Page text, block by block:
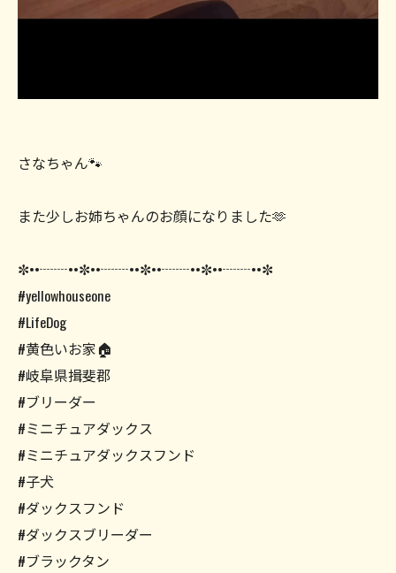
さなちゃん🐾
また少しお姉ちゃんのお顔になりました🫶
✼••┈┈••✼••┈┈••✼••┈┈••✼••┈┈••✼
#yellowhouseone
#LifeDog
#黄色いお家🏠
#岐阜県揖斐郡
#ブリーダー
#ミニチュアダックス
#ミニチュアダックスフンド
#子犬
#ダックスフンド
#ダックスブリーダー
#ブラックタン